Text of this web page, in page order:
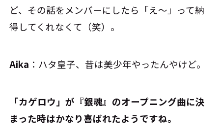
ど、その話をメンバーにしたら「え〜」って納
得してくれなくて（笑）。
Aika ：ハタ皇子、昔は美少年やったんやけど。
――「カゲロウ」が『銀魂』のオープニング曲に決
まった時はかなり喜ばれたようですね。